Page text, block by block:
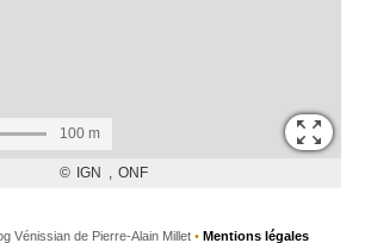
Vénissian de Pierre-Alain Millet • Mentions légales